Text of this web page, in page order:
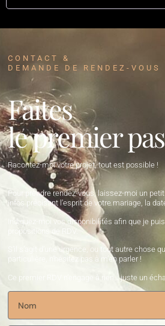
CONTACT &
DEMANDE DE RENDEZ-VOUS
Faites
le premier
Racontez-moi votre projet, tout est possible !
Pour prendre rendez-vous, laissez-moi un
infos précisant l’esprit de votre mariage, la
Indiquez-moi vos disponibilités afin que je
propositions de RDV.
S’il s’agit d’une urgence, ou tout autre chose
particulière, n’hésitez pas à m’en parler !
Ce premier RDV n’engage à rien… juste un